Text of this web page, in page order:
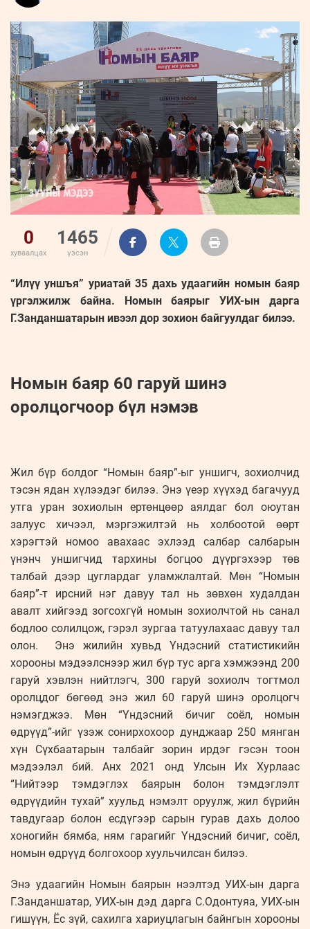
Бүртгүүлэх
Нэвтрэх
хөгжил
Leaderships
forum
ФОТО
УРЛАГ
ҮНДЭСНИЙ
МЭДЭЭЛЛИЙН
ТӨВ
ZUUNII
MEDEE
WEEKLY
0
хуваалцах
1465
үзсэн
“Илүү уншъя” уриатай 35 дахь удаагийн номын баяр
үргэлжилж байна. Номын баярыг УИХ-ын дарга
Г.Занданшатарын ивээл дор зохион байгуулдаг билээ.
Номын баяр 60 гаруй шинэ
оролцогчоор бүл нэмэв
Жил бүр болдог “Номын баяр”-ыг уншигч, зохиолчид
тэсэн ядан хүлээдэг билээ. Энэ үеэр хүүхэд багачууд
утга уран зохиолын ертөнцөөр аялдаг бол оюутан
залуус хичээл, мэргэжилтэй нь холбоотой өөрт
хэрэгтэй номоо авахаас эхлээд салбар салбарын
үнэнч уншигчид тархины богцоо дүүргэхээр төв
талбай дээр цуглардаг уламжлалтай. Мөн “Номын
баяр”-т ирсний нэг давуу тал нь зөвхөн худалдан
авалт хийгээд зогсохгүй номын зохиолчтой нь санал
бодлоо солилцож, гэрэл зургаа татуулахаас давуу тал
олон. Энэ жилийн хувьд Үндэсний статистикийн
хорооны мэдээлснээр жил бүр тус арга хэмжээнд 200
гаруй хэвлэн нийтлэгч, 300 гаруй зохиолч тогтмол
оролцдог бөгөөд энэ жил 60 гаруй шинэ оролцогч
нэмэгджээ. Мөн “Үндэсний бичиг соёл, номын
өдрүүд”-ийг үзэж сонирхохоор дунджаар 250 мянган
хүн Сүхбаатарын талбайг зорин ирдэг гэсэн тоон
мэдээлэл бий. Анх 2021 онд Улсын Их Хурлаас
“Нийтээр тэмдэглэх баярын болон тэмдэглэлт
өдрүүдийн тухай” хуульд нэмэлт оруулж, жил бүрийн
тавдугаар болон есдүгээр сарын гурав дахь долоо
хоногийн бямба, ням гарагийг Үндэсний бичиг, соёл,
номын өдрүүд болгохоор хуульчилсан билээ.
Энэ удаагийн Номын баярын нээлтэд УИХ-ын дарга
Г.Занданшатар, УИХ-ын дэд дарга С.Одонтуяа, УИХ-ын
гишүүн, Ёс зүй, сахилга хариуцлагын байнгын хорооны